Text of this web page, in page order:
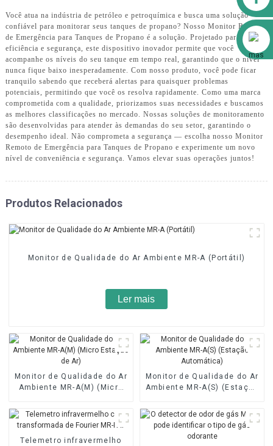
Alibaba
Você atua na indústria de petróleo e petroquímica e busca uma solução
confiável para monitorar seus tanques de propano? Nosso Monitor Remoto
de Emergência para Tanques de Propano é a solução. Projetado para
eficiência e segurança, este dispositivo inovador permite que você
acompanhe os níveis do seu tanque em tempo real, garantindo que o nível
nunca fique baixo inesperadamente. Com nosso produto, você pode ficar
tranquilo sabendo que receberá alertas para quaisquer problemas
potenciais, permitindo que você os resolva rapidamente. Como uma marca
comprometida com a qualidade, priorizamos suas necessidades e buscamos
as melhores classificações no mercado. Nossas soluções de monitoramento
são desenvolvidas para atender às demandas do seu setor, garantindo o
desempenho ideal. Não comprometa a segurança — escolha nosso Monitor
Remoto de Emergência para Tanques de Propano e experimente um novo
nível de conveniência e segurança. Vamos elevar suas operações juntos!
Produtos Relacionados
Monitor de Qualidade do Ar Ambiente MR-A (Portátil)
Ler mais
Monitor de Qualidade do Ar
Ambiente MR-A(M) (Micro
Monitor de Qualidade do Ar
Ambiente MR-A(S) (Estação
Telemetro infravermelho